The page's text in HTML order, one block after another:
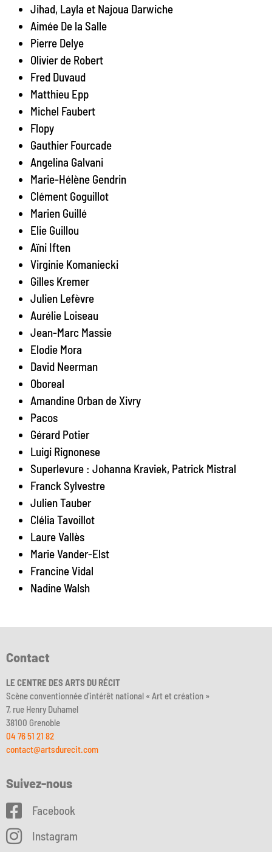
Jihad, Layla et Najoua Darwiche
Aimée De la Salle
Pierre Delye
Olivier de Robert
Fred Duvaud
Matthieu Epp
Michel Faubert
Flopy
Gauthier Fourcade
Angelina Galvani
Marie-Hélène Gendrin
Clément Goguillot
Marien Guillé
Elie Guillou
Aïni Iften
Virginie Komaniecki
Gilles Kremer
Julien Lefèvre
Aurélie Loiseau
Jean-Marc Massie
Elodie Mora
David Neerman
Oboreal
Amandine Orban de Xivry
Pacos
Gérard Potier
Luigi Rignonese
Superlevure : Johanna Kraviek, Patrick Mistral
Franck Sylvestre
Julien Tauber
Clélia Tavoillot
Laure Vallès
Marie Vander-Elst
Francine Vidal
Nadine Walsh
Contact
LE CENTRE DES ARTS DU RÉCIT
Scène conventionnée d’intérêt national « Art et création »
7, rue Henry Duhamel
38100 Grenoble
04 76 51 21 82
contact@artsdurecit.com
Suivez-nous
Facebook
Instagram